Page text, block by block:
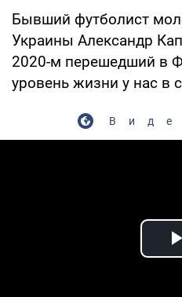
Бывший футболист
Украины Александр
2020-м перешедший в
уровень жизни у нас в